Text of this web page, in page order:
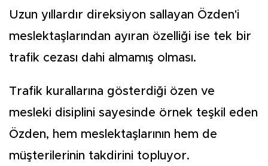
Uzun yıllardır direksiyon sallayan Özden'i
meslektaşlarından ayıran özelliği ise tek bir
trafik cezası dahi almamış olması.
Trafik kurallarına gösterdiği özen ve
mesleki disiplini sayesinde örnek teşkil eden
Özden, hem meslektaşlarının hem de
müşterilerinin takdirini topluyor.